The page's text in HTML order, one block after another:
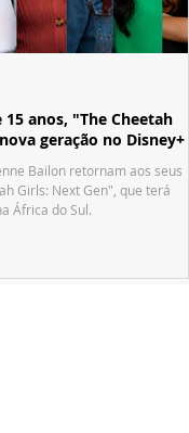
anos, "The Cheetah
geração no Disney+
Bailon retornam aos seus
Girls: Next Gen", que terá
África do Sul.